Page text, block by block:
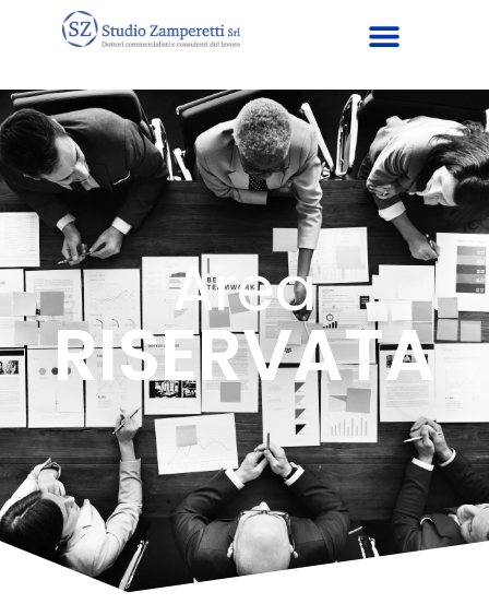
Area
RISERVATA